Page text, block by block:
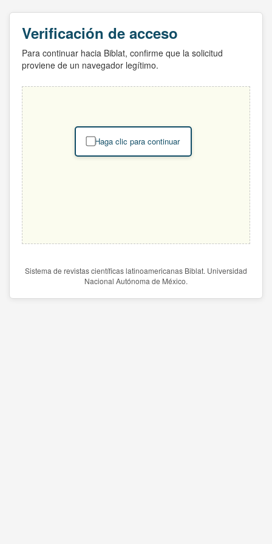
Verificación de acceso
Para continuar hacia Biblat, confirme que la solicitud
proviene de un navegador legítimo.
Haga clic para continuar
Sistema de revistas científicas latinoamericanas Biblat. Universidad
Nacional Autónoma de México.